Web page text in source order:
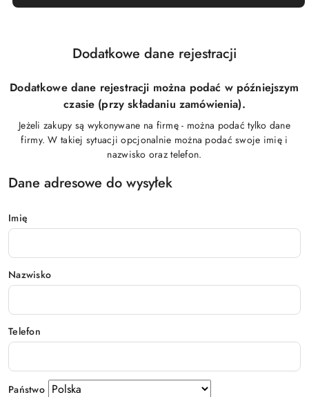
Dodatkowe dane rejestracji
Dodatkowe dane rejestracji można podać w późniejszym
czasie (przy składaniu zamówienia).
Jeżeli zakupy są wykonywane na firmę - można podać tylko dane
firmy. W takiej sytuacji opcjonalnie można podać swoje imię i
nazwisko oraz telefon.
Dane adresowe do wysyłek
Imię
Nazwisko
Telefon
Państwo